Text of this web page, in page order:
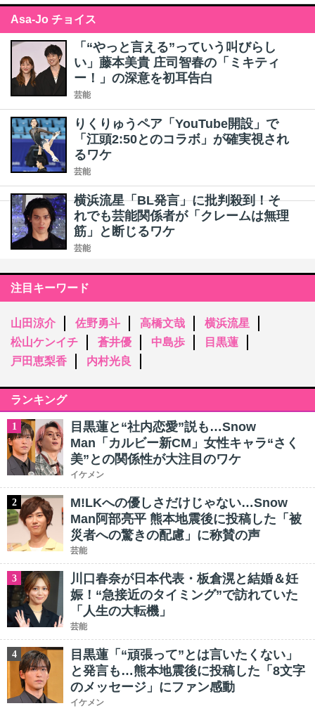
Asa-Jo チョイス
「“やっと言える”っていう叫びらし
い」藤本美貴 庄司智春の「ミキティ
ー！」の深意を初耳告白
芸能
りくりゅうペア「YouTube開設」で
「江頭2:50とのコラボ」が確実視され
るワケ
芸能
横浜流星「BL発言」に批判殺到！そ
れでも芸能関係者が「クレームは無理
筋」と断じるワケ
芸能
注目キーワード
山田涼介 佐野勇斗 高橋文哉
横浜流星
松山ケンイチ
蒼井優 中島歩
目黒蓮
戸田恵梨香
内村光良
ランキング
1
目黒蓮と“社内恋愛”説も…Snow
Man「カルビー新CM」女性キャラ“さく
美”との関係性が大注目のワケ
イケメン
2
M!LKへの優しさだけじゃない…Snow
Man阿部亮平 熊本地震後に投稿した「被
災者への驚きの配慮」に称賛の声
芸能
3
川口春奈が日本代表・板倉滉と結婚＆妊
娠！“急接近のタイミング”で訪れていた
「人生の大転機」
芸能
4
目黒蓮「“頑張って”とは言いたくない」
と発言も…熊本地震後に投稿した「8文字
のメッセージ」にファン感動
イケメン